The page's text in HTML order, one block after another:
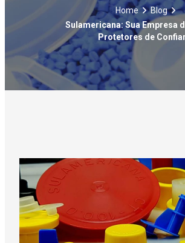
Home
Blog
Sulamericana: Sua Empresa
Protetores de